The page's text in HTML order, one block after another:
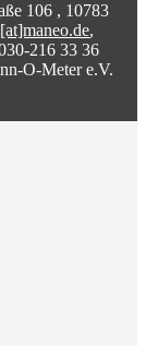
106 , 10783
,
216 33 36
O-Meter e.V.